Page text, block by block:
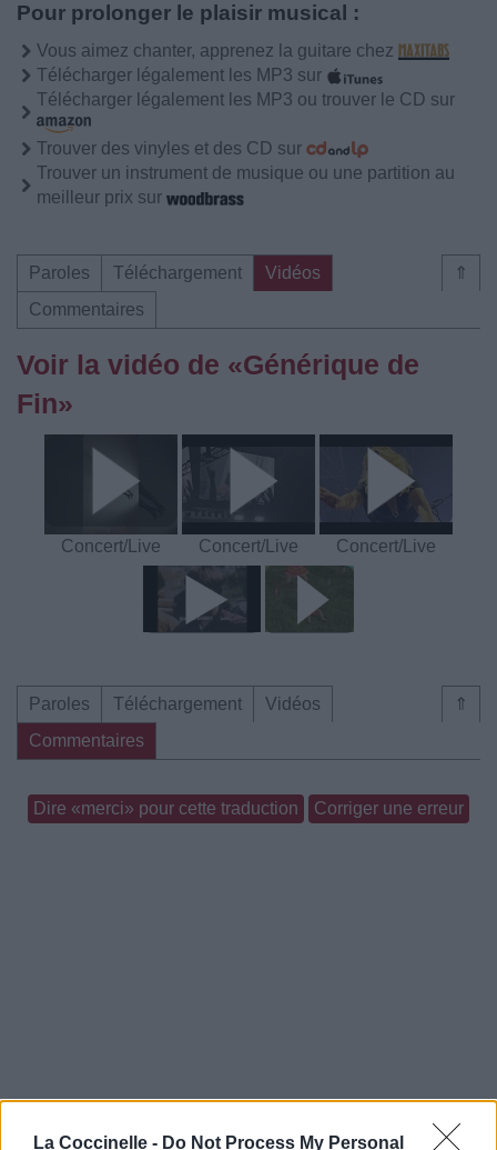
La Coccinelle - Do Not Process My Personal
Pour prolonger le plaisir musical :
Vous aimez chanter, apprenez la guitare chez
Télécharger légalement les MP3 sur
Télécharger légalement les MP3 ou trouver le CD sur
Trouver des vinyles et des CD sur
Trouver un instrument de musique ou une partition au
meilleur prix sur
⇑
Paroles Téléchargement
Vidéos
Commentaires
Voir la vidéo de «Générique de
Fin»
Concert/Live Concert/Live Concert/Live
⇑
Paroles Téléchargement
Vidéos
Commentaires
Dire «merci» pour cette traduction Corriger une erreur